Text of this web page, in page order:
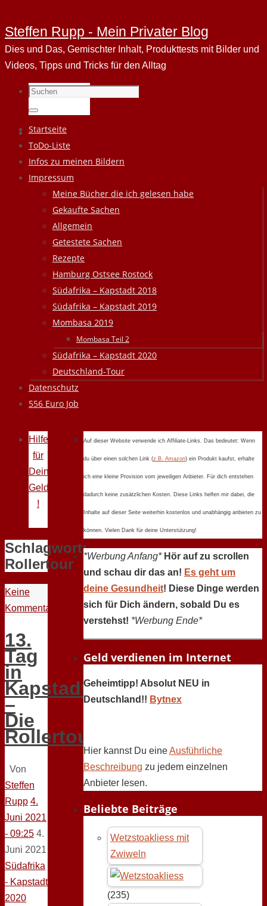
Steffen Rupp - Mein Privater Blog
Dies und Das, Gemischter Inhalt, Produkttests mit Bilder und
Videos, Tipps und Tricks für den Alltag
Suchen
nach:
Suchen
Zum
Inhalt
springen
Startseite
ToDo-Liste
Infos zu meinen Bildern
Impressum
Meine Bücher die ich gelesen habe
Gekaufte Sachen
Allgemein
Getestete Sachen
Rezepte
Hamburg Ostsee Rostock
Südafrika – Kapstadt 2018
Südafrika – Kapstadt 2019
Mombasa 2019
Mombasa Teil 2
Südafrika – Kapstadt 2020
Deutschland-Tour
Datenschutz
556 Euro Job
Hilfe
für
Deine
Geldprobleme
!
Schlagwort:
Rollertour
Keine
Kommentare
13.
Tag
in
Kapstadt
–
Die
Rollertour
Von
Steffen
Rupp 4.
Juni 2021
- 09:25 4.
Juni 2021
Südafrika
- Kapstadt
2020
Auf dieser Website verwende ich Affiliate-Links. Das bedeutet: Wenn
du über einen solchen Link (z.B. Amazon) ein Produkt kaufst, erhalte
ich eine kleine Provision vom jeweiligen Anbieter. Für dich entstehen
dadurch keine zusätzlichen Kosten. Diese Links helfen mir dabei, die
Inhalte auf dieser Seite weiterhin kostenlos und unabhängig anbieten zu
können. Vielen Dank für deine Unterstützung!
*Werbung Anfang* Hör auf zu scrollen
und schau dir das an! Es geht um
deine Gesundheit! Diese Dinge werden
sich für Dich ändern, sobald Du es
verstehst! *Werbung Ende*
Geld verdienen im Internet
Geheimtipp! Absolut NEU in
Deutschland!! Bytnex
Hier kannst Du eineAusführliche
Beschreibung zu jedem einzelnen
Anbieter lesen.
Beliebte Beiträge
Wetzstoakliess mit
Zwiweln
(235)